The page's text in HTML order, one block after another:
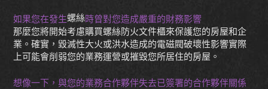
如果您在發生螺絲時曾對您造成嚴重的財務影響
那麼您將開始考慮購買螺絲防火文件櫃來保護您的房屋和企
業。確實，毀滅性大火或洪水造成的電磁閥破壞性影響實際
上可能會削弱您的業務運營或摧毀您所居住的房屋。
想像一下，與您的業務合作夥伴失去已簽署的合作夥伴關係